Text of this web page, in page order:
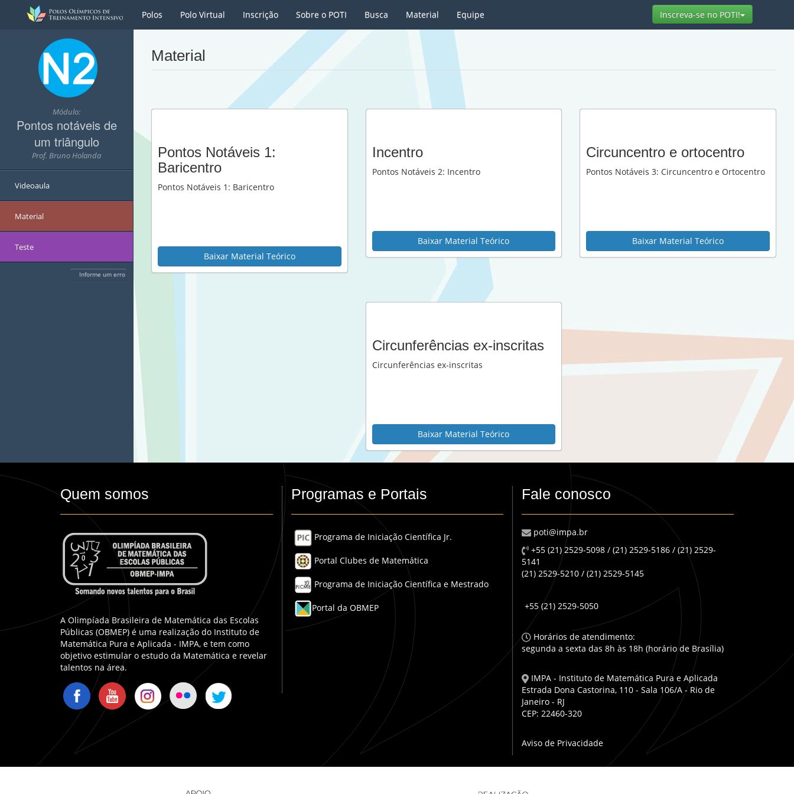
Polos Polo Virtual Inscrição Sobre o POTI Busca Material Equipe Inscreva-se no POTI! Toggle
Módulo:
Pontos notáveis de
um triângulo
Prof. Bruno Holanda
Videoaula
Material
Teste
Informe um erro
Material
Pontos Notáveis 1:
Baricentro
Pontos Notáveis 1: Baricentro
Baixar Material Teórico
Incentro
Pontos Notáveis 2: Incentro
Baixar Material Teórico
Circuncentro e ortocentro
Pontos Notáveis 3: Circuncentro e Ortocentro
Baixar Material Teórico
Circunferências ex-inscritas
Circunferências ex-inscritas
Baixar Material Teórico
Quem somos
A Olimpíada Brasileira de Matemática das Escolas
Públicas (OBMEP) é uma realização do Instituto de
Matemática Pura e Aplicada - IMPA, e tem como
objetivo estimular o estudo da Matemática e revelar
talentos na área.
Programas e Portais
Programa de Iniciação Científica Jr.
Portal Clubes de Matemática
Programa de Iniciação Científica e Mestrado
Portal da OBMEP
Fale conosco
poti@impa.br
+55 (21) 2529-5098 / (21) 2529-5186 / (21) 2529-
5141
(21) 2529-5210 / (21) 2529-5145
+55 (21) 2529-5050
Horários de atendimento:
segunda a sexta das 8h às 18h (horário de Brasília)
IMPA - Instituto de Matemática Pura e Aplicada
Estrada Dona Castorina, 110 - Sala 106/A - Rio de
Janeiro - RJ
CEP: 22460-320
Aviso de Privacidade